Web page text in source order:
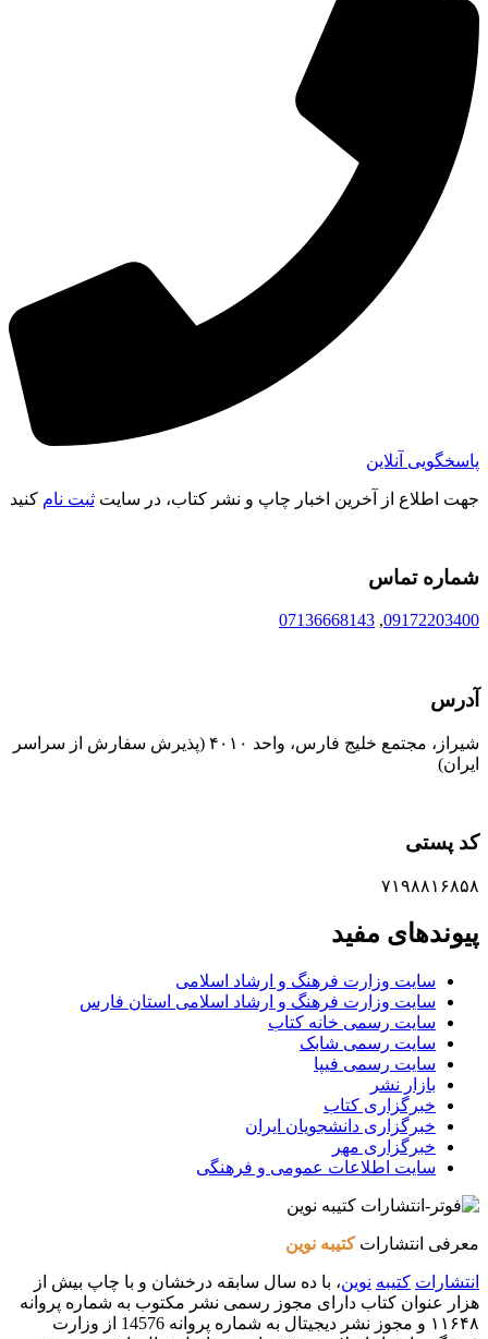
پاسخگویی آنلاین
جهت اطلاع از آخرین اخبار چاپ و نشر کتاب، در سایتثبت نام کنید
شماره تماس
09172203400
,
07136668143
آدرس
شیراز، مجتمع خلیج فارس، واحد ۴۰۱۰ (پذیرش سفارش از سراسر
ایران)
کد پستی
۷۱۹۸۸۱۶۸۵۸
پیوندهای مفید
سایت وزارت فرهنگ و ارشاد اسلامی
سایت وزارت فرهنگ و ارشاد اسلامی استان فارس
سایت رسمی خانه کتاب
سایت رسمی شابک
سایت رسمی فیپا
بازار نشر
خبرگزاری کتاب
خبرگزاری دانشجویان ایران
خبرگزاری مهر
سایت اطلاعات عمومی و فرهنگی
معرفی انتشاراتکتیبه نوین
انتشارات کتیبه نوین، با ده سال سابقه درخشان و با چاپ بیش از
هزار عنوان کتاب دارای مجوز رسمی نشر مکتوب به شماره پروانه
۱۱۶۴۸ و مجوز نشر دیجیتال به شماره پروانه 14576 از وزارت